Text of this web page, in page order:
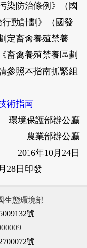
防治條例》（國
動計劃》（國發
定畜禽養殖禁養
畜禽養殖禁養區劃
參照本指南抓緊組
術指南
環境保護部辦公廳
農業部辦公廳
2016年10月24日
28日印發
生態環境部
號
號